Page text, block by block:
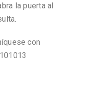
la puerta al
con